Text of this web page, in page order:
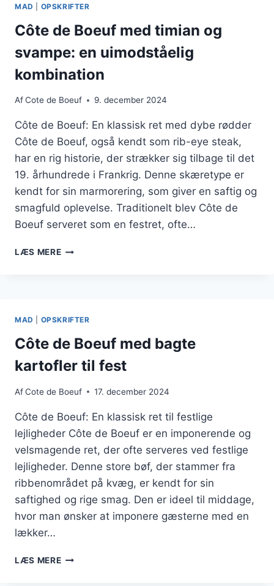
MAD
NÅR
DET
BEDST
MAD OPSKRIFTER
Côte de Boeuf med timian og
svampe: en uimodståelig
kombination
AfCote de Boeuf 9. december 2024
Côte de Boeuf: En klassisk ret med dybe rødder
Côte de Boeuf, også kendt som rib-eye steak,
har en rig historie, der strækker sig tilbage til det
19. århundrede i Frankrig. Denne skæretype er
kendt for sin marmorering, som giver en saftig og
smagfuld oplevelse. Traditionelt blev Côte de
Boeuf serveret som en festret, ofte…
LÆS MERECÔTE
EN
UIMODSTÅELIG
KOMBINATION
MAD OPSKRIFTER
Côte de Boeuf med bagte
kartofler til fest
AfCote de Boeuf 17. december 2024
Côte de Boeuf: En klassisk ret til festlige
lejligheder Côte de Boeuf er en imponerende og
velsmagende ret, der ofte serveres ved festlige
lejligheder. Denne store bøf, der stammer fra
ribbenområdet på kvæg, er kendt for sin
saftighed og rige smag. Den er ideel til middage,
hvor man ønsker at imponere gæsterne med en
lækker…
LÆS MERECÔTE